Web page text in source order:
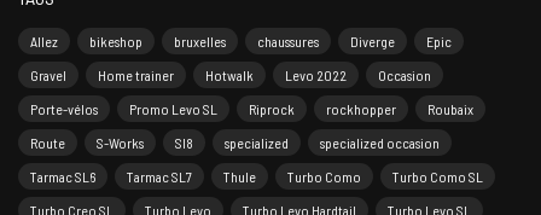
Allez bikeshop bruxelles chaussures Diverge
Epic
Gravel
Home trainer Hotwalk Levo 2022
Occasion
Porte-vélos
Promo Levo SL Riprock rockhopper
Roubaix
Route
S-Works Sl8 specialized
specialized occasion
Tarmac SL6
Tarmac SL7 Thule Turbo Como
Turbo Como SL
Turbo Creo SL
Turbo Levo Turbo Levo Hardtail Turbo Levo SL